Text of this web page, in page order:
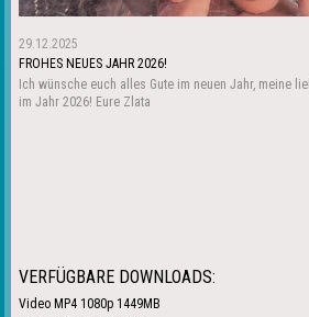
29.12.2025
FROHES NEUES JAHR 2026!
Ich wünsche euch alles Gute im neuen Jahr, meine
im Jahr 2026! Eure Zlata
VERFÜGBARE DOWNLOADS:
Video MP4 1080p 1449MB